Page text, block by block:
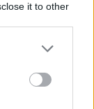
it to other